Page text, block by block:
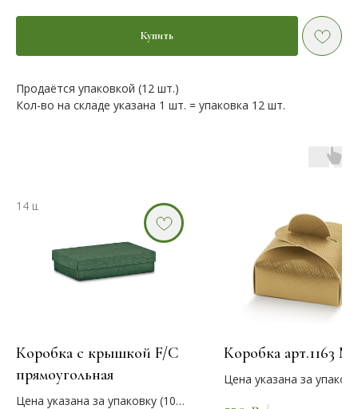
Купить
Продаётся упаковкой (12 шт.)
Кол-во на складе указана 1 шт. = упаковка 12 шт.
Коробка с крышкой F/C
прямоугольная
Цена указана за упаковку (10
Коробка арт.1163
Цена указана за